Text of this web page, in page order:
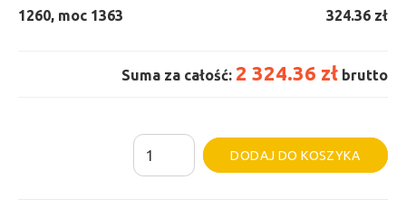
1260, moc 1363
324.36 zł
Suma za całość: 2 324.36 zł brutto
ilość
Grzejnik
DODAJ DO KOSZYKA